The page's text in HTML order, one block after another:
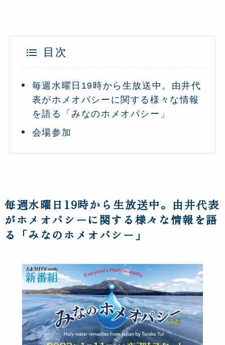
目次
毎週水曜日19時から生放送中。由井代
表がホメオパシーに関する様々な情報
を語る「みなのホメオパシー」
会場参加
毎週水曜日19時から生放送中。由井代表
がホメオパシーに関する様々な情報を語
る「みなのホメオパシー」